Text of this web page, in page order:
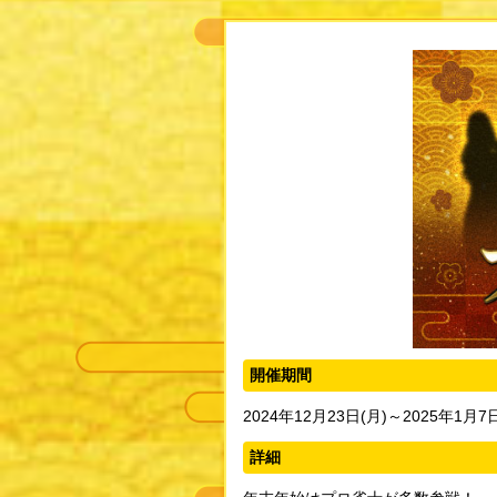
開催期間
2024年12月23日(月)～2025年1月7
詳細